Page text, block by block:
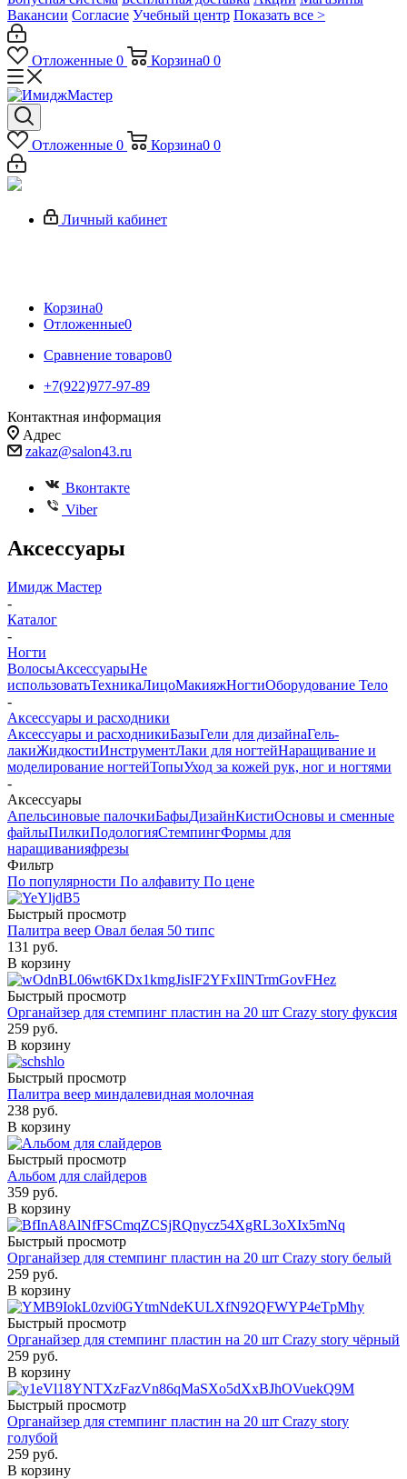
Вакансии Согласие Учебный центр Показать все >
Отложенные 0 Корзина0 0
Отложенные 0 Корзина0 0
Личный кабинет
Корзина0
Отложенные0
Сравнение товаров0
+7(922)977-97-89
Контактная информация
Адрес
zakaz@salon43.ru
Вконтакте
Viber
Аксессуары
Имидж Мастер
-
Каталог
-
Ногти
ВолосыАксессуарыНе
использоватьТехникаЛицоМакияжНогтиОборудование Тело
-
Аксессуары и расходники
Аксессуары и расходникиБазыГели для дизайнаГель-
лакиЖидкостиИнструментЛаки для ногтейНаращивание и
моделирование ногтейТопыУход за кожей рук, ног и ногтями
-
Аксессуары
Апельсиновые палочкиБафыДизайнКистиОсновы и сменные
файлыПилкиПодологияСтемпингФормы для
наращиванияфрезы
Фильтр
По популярности По алфавиту По цене
Быстрый просмотр
Палитра веер Овал белая 50 типс
131 руб.
В корзину
Быстрый просмотр
Органайзер для стемпинг пластин на 20 шт Crazy story фуксия
259 руб.
В корзину
Быстрый просмотр
Палитра веер миндалевидная молочная
238 руб.
В корзину
Быстрый просмотр
Альбом для слайдеров
359 руб.
В корзину
Быстрый просмотр
Органайзер для стемпинг пластин на 20 шт Crazy story белый
259 руб.
В корзину
Быстрый просмотр
Органайзер для стемпинг пластин на 20 шт Crazy story чёрный
259 руб.
В корзину
Быстрый просмотр
Органайзер для стемпинг пластин на 20 шт Crazy story
голубой
259 руб.
В корзину